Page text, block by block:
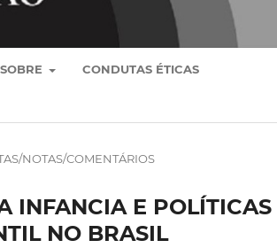
SOBRE CONDUTAS ÉTICAS
NOTAS/COMENTÁRIOS
INFANCIA E POLÍTICAS
NO BRASIL